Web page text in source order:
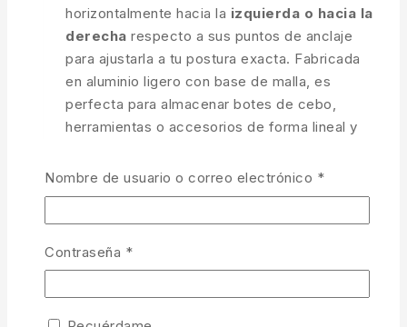
horizontalmente hacia la izquierda o hacia la
derecha respecto a sus puntos de anclaje
para ajustarla a tu postura exacta. Fabricada
en aluminio ligero con base de malla, es
perfecta para almacenar botes de cebo,
herramientas o accesorios de forma lineal y
Perfil Slimline (77×28 cm):Diseño
pesquero.
Nombre de usuario o correo electrónico *Obligatorio
Contraseña *Obligatorio